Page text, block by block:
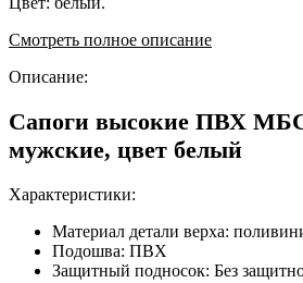
Смотреть полное описание
Описание:
Сапоги высокие ПВХ
мужские, цвет белый
Характеристики:
Материал детали верха:
Подошва: ПВХ
Защитный подносок: Без